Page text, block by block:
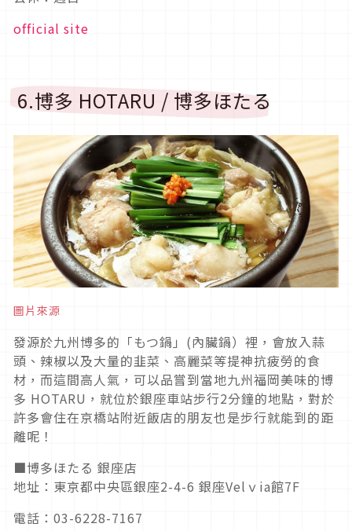
official site
6.博多 HOTARU / 博多ほたる
圖片來源
發源於九州博多的「もつ鍋」(內臟鍋）裡，會放入蒜
頭、辣椒以及大量的韭菜、高麗菜等提神抗疲勞的食
材，而這間高人氣，可以品嘗到當地九州福岡美味的博
多 HOTARU，就位於銀座車站步行2分鐘的地點，對於
許多會住在京橋站附近飯店的朋友也是步行就能到的距
離呢！
■博多ほたる 銀座店
地址：東京都中央區銀座2-4-6 銀座Velｖia館7F
電話：03-6228-7167